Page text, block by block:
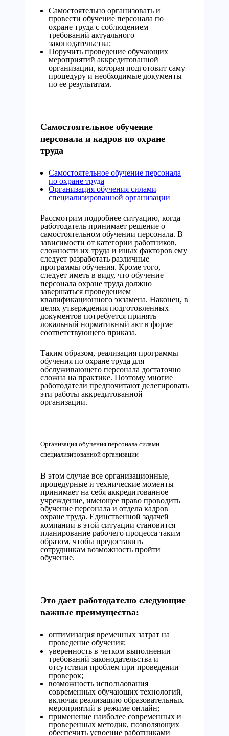
Самостоятельно организовать и
провести обучение персонала по
охране труда с соблюдением
требований актуального
законодательства;
Поручить проведение обучающих
мероприятий аккредитованной
организации, которая подготовит саму
процедуру и необходимые документы
по ее результатам.
Самостоятельное обучение
персонала и кадров по охране
труда
Самостоятельное обучение персонала
по охране труда
Организация обучения силами
специализированной организации
Рассмотрим подробнее ситуацию, когда
работодатель принимает решение о
самостоятельном обучении персонала. В
зависимости от категории работников,
сложности их труда и иных факторов ему
следует разработать различные
программы обучения. Кроме того,
следует иметь в виду, что обучение
персонала охране труда должно
завершаться проведением
квалификационного экзамена. Наконец, в
целях утверждения подготовленных
документов потребуется принять
локальный нормативный акт в форме
соответствующего приказа.
Таким образом, реализация программы
обучения по охране труда для
обслуживающего персонала достаточно
сложна на практике. Поэтому многие
работодатели предпочитают делегировать
эти работы аккредитованной
организации.
Организация обучения персонала силами
специализированной организации
В этом случае все организационные,
процедурные и технические моменты
принимает на себя аккредитованное
учреждение, имеющее право проводить
обучение персонала и отдела кадров
охране труда. Единственной задачей
компании в этой ситуации становится
планирование рабочего процесса таким
образом, чтобы предоставить
сотрудникам возможность пройти
обучение.
Это дает работодателю следующие
важные преимущества:
оптимизация временных затрат на
проведение обучения;
уверенность в четком выполнении
требований законодательства и
отсутствии проблем при проведении
проверок;
возможность использования
современных обучающих технологий,
включая реализацию образовательных
мероприятий в режиме онлайн;
применение наиболее современных и
проверенных методик, позволяющих
обеспечить усвоение работниками